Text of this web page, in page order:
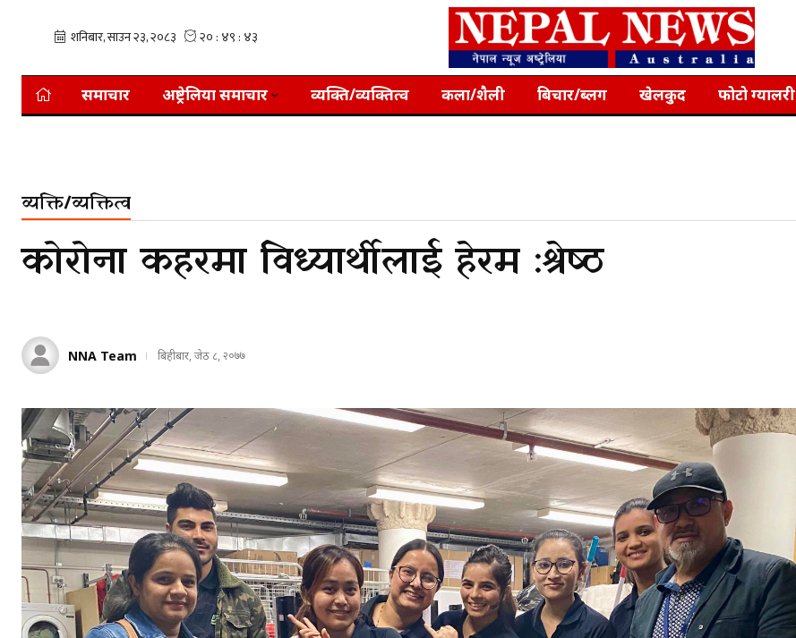
समाचार अष्ट्रेलिया समाचार व्यक्ति/व्यक्तित्व कला/शैली बिचार/ब्लग खेलकुद फोटो ग्यालरी
व्यक्ति/व्यक्तित्व
कोरोना कहरमा विध्यार्थीलाई हेरम :श्रेष्ठ
NNA Team बिहीबार, जेठ ८, २०७७